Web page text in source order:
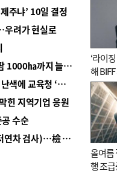
주냐’ 10일 결정
우려가 현실로
■ 경남 농정 비전 ‘잘 사는 농촌’…스마트팜 1000㏊까지 늘린다
■ 교육혁신선도지 공모 코앞인데…구·군 난색에 교육청 ‘쩔쩔’
힌 지역기업 응원
수순
■ 검사 신분 버리고 직급하향(10년 이하 저연차 검사)…檢 중수청행 기피
‘라이
해
올여
행 조